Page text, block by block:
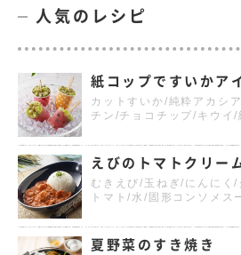
人気のレシピ
紙コップですいかア
カットすいか/純粋アカシ
チン/チョコチップ/キウイ/
えびのトマトクリー
むきえび/玉ねぎ/にんに
トマト/水/固形コンソメス
夏野菜のすき焼き